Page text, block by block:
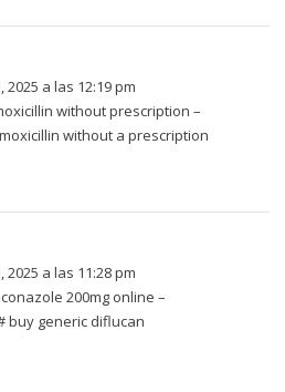
2025 a las 12:19 pm
without prescription –
without a prescription
2025 a las 11:28 pm
200mg online –
buy generic diflucan